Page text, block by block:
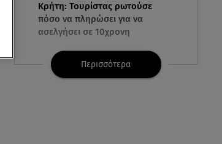
Κρήτη: Τουρίστας ρωτούσε
πόσο να πληρώσει για να
ασελγήσει σε 10χρονη
07.08.26 , 21:17
Κλήρωση Eurojackpot
Περισσότερα